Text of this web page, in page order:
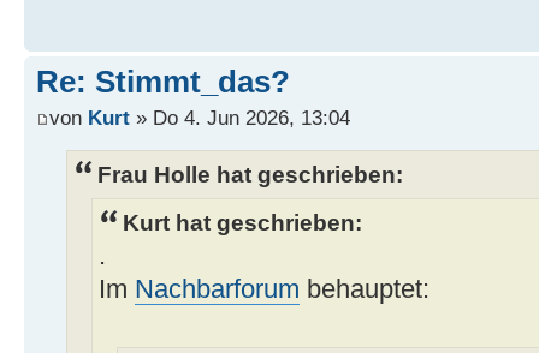
Re: Stimmt_das?
von Kurt » Do 4. Jun 2026, 13:04
Frau Holle hat geschrieben:
Kurt hat geschrieben:
.
Im Nachbarforum behauptet: